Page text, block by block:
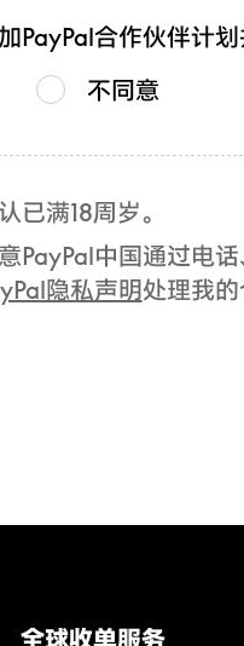
PayPal合作伙伴计
不同意
已满18周岁。
PayPal中国通过电
隐私声明处理我的
全球收单服务